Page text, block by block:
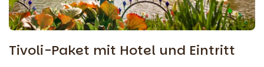
Tivoli-Paket mit Hotel und Eintritt